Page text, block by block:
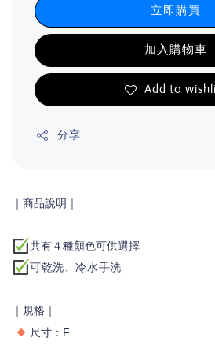
立即購買
加入購物車
Add to
分享
｜商品說明 ｜
共有４種顏色可供選擇
可乾洗、冷水手洗
｜規格｜
尺寸： F